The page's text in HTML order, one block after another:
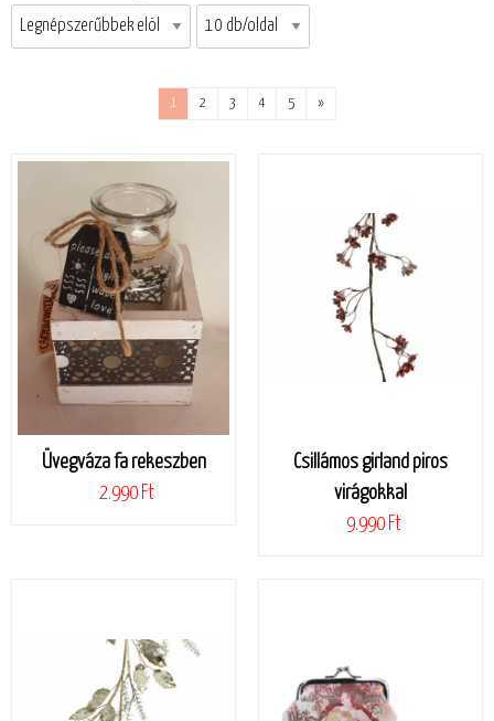
1 2 3 4 5 »
Üvegváza fa rekeszben
2.990 Ft
Csillámos girland piros
virágokkal
9.990 Ft